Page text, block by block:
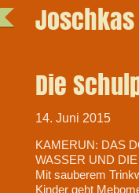
Joschkas
Die
14. Juni 2015
KAMERUN: DAS
WASSER UND
Mit sauberem
Kinder geht